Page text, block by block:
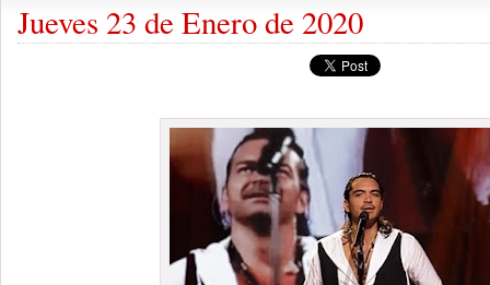
Jueves 23 de Enero de 2020